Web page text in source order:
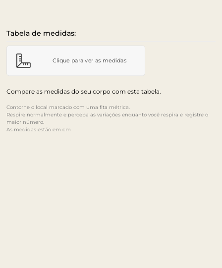
Tabela de medidas:
Clique para ver as medidas
Compare as medidas do seu corpo com esta tabela.
Contorne o local marcado com uma fita métrica.
Respire normalmente e perceba as variações enquanto você respira e registre o
maior número.
As medidas estão em cm